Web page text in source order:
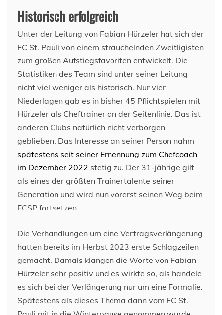
Historisch erfolgreich
Unter der Leitung von Fabian Hürzeler hat sich der
FC St. Pauli von einem strauchelnden Zweitligisten
zum großen Aufstiegsfavoriten entwickelt. Die
Statistiken des Team sind unter seiner Leitung
nicht viel weniger als historisch. Nur vier
Niederlagen gab es in bisher 45 Pflichtspielen mit
Hürzeler als Cheftrainer an der Seitenlinie. Das ist
anderen Clubs natürlich nicht verborgen
geblieben. Das Interesse an seiner Person nahm
spätestens seit seiner Ernennung zum Chefcoach
im Dezember 2022 stetig zu. Der 31-jährige gilt
als eines der größten Trainertalente seiner
Generation und wird nun vorerst seinen Weg beim
FCSP fortsetzen.
Die Verhandlungen um eine Vertragsverlängerung
hatten bereits im Herbst 2023 erste Schlagzeilen
gemacht. Damals klangen die Worte von Fabian
Hürzeler sehr positiv und es wirkte so, als handele
es sich bei der Verlängerung nur um eine Formalie.
Spätestens als dieses Thema dann vom FC St.